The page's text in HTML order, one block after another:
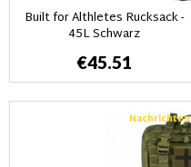
Built for Althletes Rucksack -
45L Schwarz
€45.51
Nachrichten